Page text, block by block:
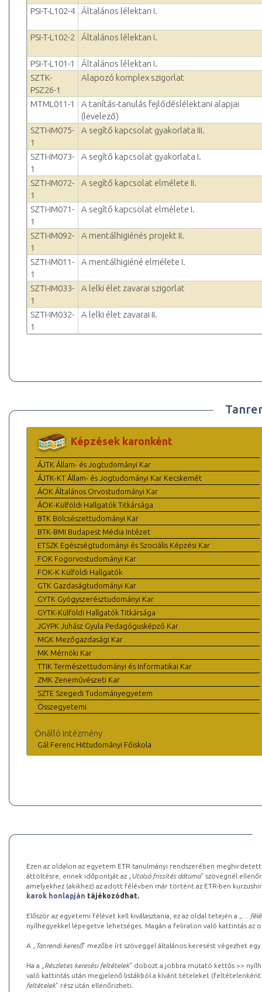
PSI-T-L102-4 Általános lélektan I.
PSI-T-L102-2 Általános lélektan I.
PSI-T-L101-1
Általános lélektan I.
SZTK-
PSZ26-1
Alapozó komplex szigorlat
MTML011-1
A tanítás-tanulás fejlődéslélektani alapjai
(levelező)
SZTI-IM075-
1
A segítő kapcsolat gyakorlata III.
SZTI-IM073-
1
A segítő kapcsolat gyakorlata I.
SZTI-IM072-
1
A segítő kapcsolat elmélete II.
SZTI-IM071-
1
A segítő kapcsolat elmélete I.
SZTI-IM092-
1
A mentálhigiénés projekt II.
SZTI-IM011-
1
A mentálhigiéné elmélete I.
SZTI-IM033-
1
A lelki élet zavarai szigorlat
SZTI-IM032-
1
A lelki élet zavarai II.
Képzések karonként
ÁJTK Állam- és Jogtudományi Kar
ÁJTK-KT Állam- és Jogtudományi Kar Kecskemét
ÁOK Általános Orvostudományi Kar
ÁOK-Külföldi Hallgatók Titkársága
BTK Bölcsészettudományi Kar
BTK-BMI Budapest Média Intézet
ETSZK Egészségtudományi és Szociális Képzési Kar
FOK Fogorvostudományi Kar
FOK-K Külföldi Hallgatók
GTK Gazdaságtudományi Kar
GYTK Gyógyszerésztudományi Kar
GYTK-Külföldi Hallgatók Titkársága
JGYPK Juhász Gyula Pedagógusképző Kar
MGK Mezőgazdasági Kar
MK Mérnöki Kar
TTIK Természettudományi és Informatikai Kar
ZMK Zeneművészeti Kar
SZTE Szegedi Tudományegyetem
Összegyetemi
Önálló intézmény
Gál Ferenc Hittudományi Főiskola
Ezen az oldalon az egyetem ETR tanulmányi rendszerében
áttöltésre, ennek időpontját az „ Utolsó frissítés dátuma” szövegnél
amelyekhez (akikhez) az adott félévben már történt az ETR-ben
karok honlapján tájékozódhat.
Először az egyetemi félévet kell kiválasztania, ez az oldal tetején a „
…
nyílhegyekkel lépegetve lehetséges. Magán a feliraton való kattintás az
A „ Tanrendi kereső” mezőbe írt szöveggel általános keresést végezhet
Ha a „ Részletes keresési feltételek” dobozt a jobbra mutató kettős >>
való kattintás után megjelenő listákból a kívánt tételeket (feltételenként
feltételek” rész után ellenőrizheti.